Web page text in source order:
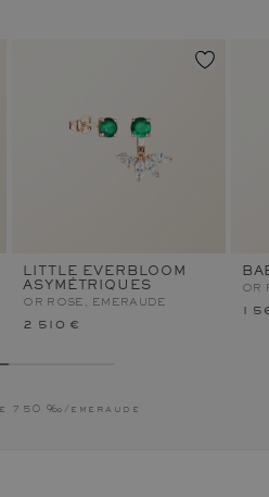
LITTLE EVERBLOOM
ASYMÉTRIQUES
OR ROSE, EMERAUDE
2 510 €
OR
1
750 ‰ / emeraude